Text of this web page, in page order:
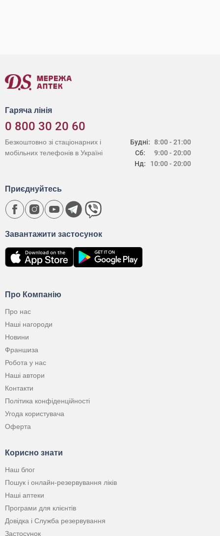
Гаряча лінія
0 800 30 20 60
Будні:
Сб:
Нд:
8:00 - 21:00
9:00 - 20:00
10:00 - 20:00
Безкоштовно зі стаціонарних і
мобільних телефонів в Україні
Про Компанію
Про нас
Наші нагороди
Новини
Франшиза
Робота у нас
Наші автори
Контакти
Політика конфіденційності
Угода користувача
Оферта
Корисно знати
Наш блог
Пошук і онлайн-резервування ліків
Наші аптеки
Програми для клієнтів
Довідка і Служба резервування
Застосунок
Завантажити застосунок
Приєднуйтесь